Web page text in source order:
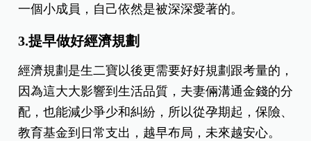
一個小成員，自己依然是被深深愛著的。
3.提早做好經濟規劃
經濟規劃是生二寶以後更需要好好規劃跟考量的，
因為這大大影響到生活品質，夫妻倆溝通金錢的分
配，也能減少爭少和糾紛，所以從孕期起，保險、
教育基金到日常支出，越早布局，未來越安心。